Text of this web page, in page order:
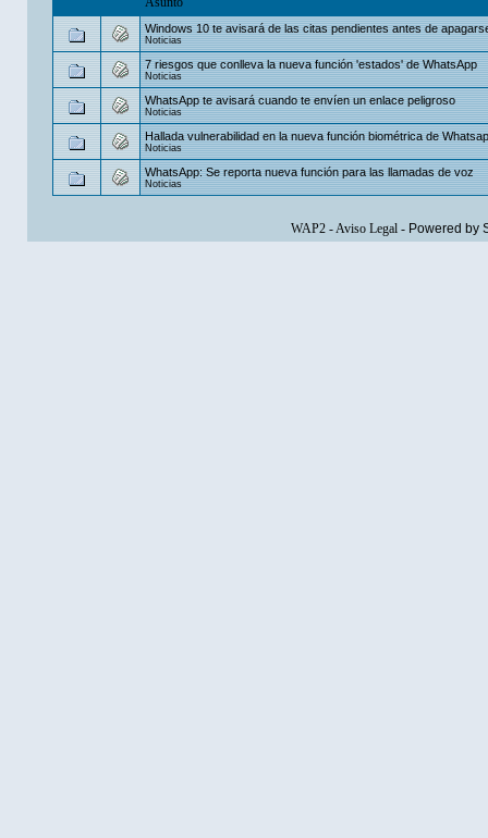
Windows 10 te avisará de las citas pendientes antes de
Noticias
7 riesgos que conlleva la nueva función 'estados' de WhatsApp
Noticias
WhatsApp te avisará cuando te envíen un enlace peligroso
Noticias
Hallada vulnerabilidad en la nueva función biométrica de
Noticias
WhatsApp: Se reporta nueva función para las llamadas de voz
Noticias
WAP2-Aviso Legal- Powered by